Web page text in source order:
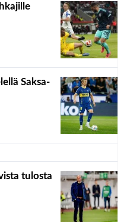
Saksa-
tulosta